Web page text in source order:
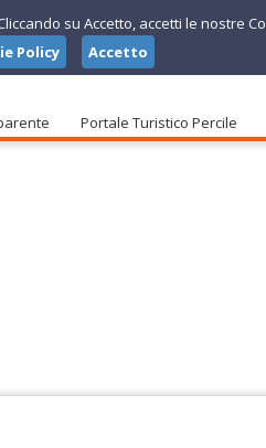
Portale Turistico Percile
su Accetto, accetti le nostre
Policy Accetto